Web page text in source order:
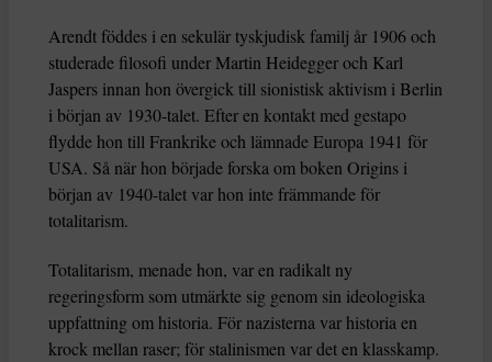
Arendt föddes i en sekulär tyskjudisk familj år 1906 och
studerade filosofi under Martin Heidegger och Karl
Jaspers innan hon övergick till sionistisk aktivism i Berlin
i början av 1930-talet. Efter en kontakt med gestapo
flydde hon till Frankrike och lämnade Europa 1941 för
USA. Så när hon började forska om boken Origins i
början av 1940-talet var hon inte främmande för
totalitarism.
Totalitarism, menade hon, var en radikalt ny
regeringsform som utmärkte sig genom sin ideologiska
uppfattning om historia. För nazisterna var historia en
krock mellan raser; för stalinismen var det en klasskamp.